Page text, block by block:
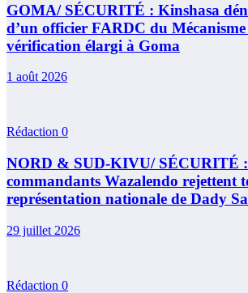
GOMA/ SÉCURITÉ : Kinshasa
d’un officier FARDC du
vérification élargi à Goma
1 août 2026
Rédaction 0
NORD & SUD-KIVU/ SÉCURITÉ
commandants Wazalendo rejettent
représentation nationale de Dady
29 juillet 2026
Rédaction 0